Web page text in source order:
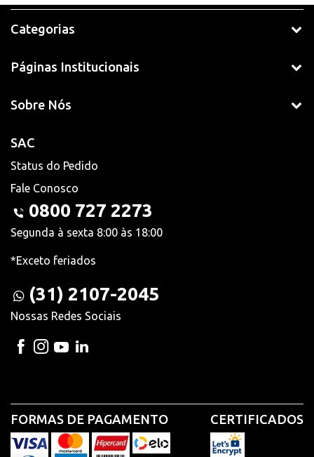
Categorias
Páginas Institucionais
Sobre Nós
SAC
Status do Pedido
Fale Conosco
0800 727 2273
Segunda à sexta 8:00 às 18:00
*Exceto feriados
(31) 2107-2045
Nossas Redes Sociais
FORMAS DE PAGAMENTO CERTIFICADOS